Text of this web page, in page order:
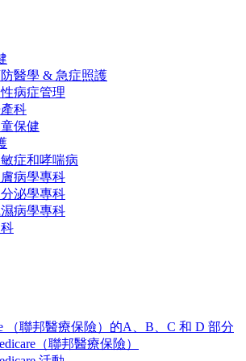
醫學 & 急症照護
病症管理
科
保健
症和哮喘病
病學專科
泌學專科
病學專科
（聯邦醫療保險）的A、B、C 和 D 部分
（聯邦醫療保險）